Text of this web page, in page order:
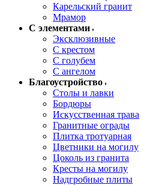
Карельский гранит
Мрамор
С элементами
Эксклюзивные
С крестом
С голубем
С ангелом
Благоустройство
Столы и лавки
Бордюры
Искусственная трава
Гранитные ограды
Плитка тротуарная
Цветники на могилу
Цоколь из гранита
Кресты на могилу
Надгробные плиты